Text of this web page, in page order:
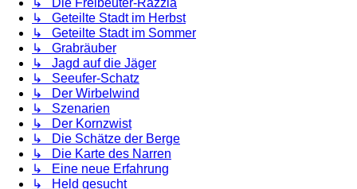
↳ Die Freibeuter-Razzia
↳ Geteilte Stadt im Herbst
↳ Geteilte Stadt im Sommer
↳ Grabräuber
↳ Jagd auf die Jäger
↳ Seeufer-Schatz
↳ Der Wirbelwind
↳ Szenarien
↳ Der Kornzwist
↳ Die Schätze der Berge
↳ Die Karte des Narren
↳ Eine neue Erfahrung
↳ Held gesucht